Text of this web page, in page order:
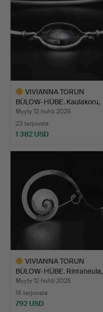
VIVIANNA TORUN
BÜLOW-HÜBE. Kaulakoru,
”Päi…
Myyty 12 huhti 2026
23 tarjousta
1 382 USD
VIVIANNA TORUN
BÜLOW-HÜBE. Rintaneula,
no …
Myyty 12 huhti 2026
18 tarjousta
792 USD